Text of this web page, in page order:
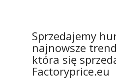
Sprzedajemy
najnowsze
która się
Factoryprice.eu